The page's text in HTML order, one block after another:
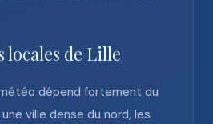
de Lille
dépend fortement du
ville dense du nord, les